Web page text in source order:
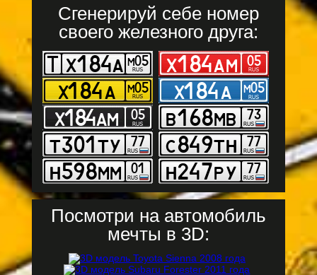
Сгенерируй себе номер
своего железного друга:
Посмотри на автомобиль
мечты в 3D: